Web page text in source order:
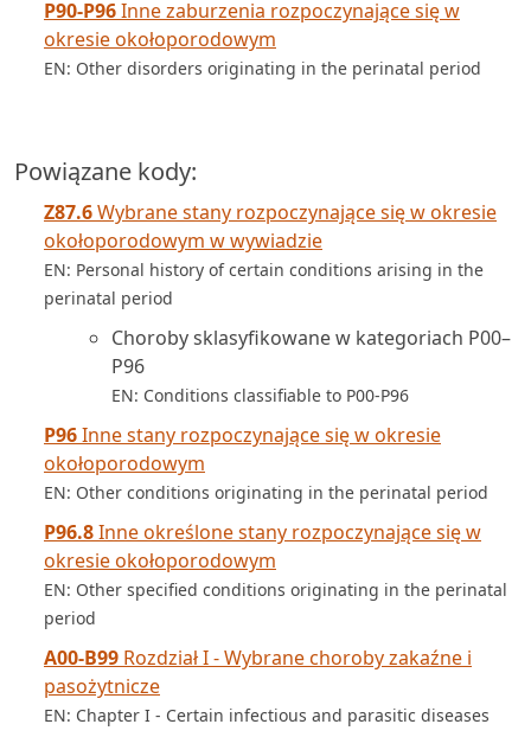
P90-P96Inne zaburzenia rozpoczynające się w
okresie okołoporodowym
EN: Other disorders originating in the perinatal period
Powiązane kody:
Z87.6Wybrane stany rozpoczynające się w okresie
okołoporodowym w wywiadzie
EN: Personal history of certain conditions arising in the
perinatal period
Choroby sklasyfikowane w kategoriach P00–
P96
EN: Conditions classifiable to P00-P96
P96Inne stany rozpoczynające się w okresie
okołoporodowym
EN: Other conditions originating in the perinatal period
P96.8Inne określone stany rozpoczynające się w
okresie okołoporodowym
EN: Other specified conditions originating in the perinatal
period
A00-B99 Rozdział I - Wybrane choroby zakaźne i
pasożytnicze
EN: Chapter I - Certain infectious and parasitic diseases